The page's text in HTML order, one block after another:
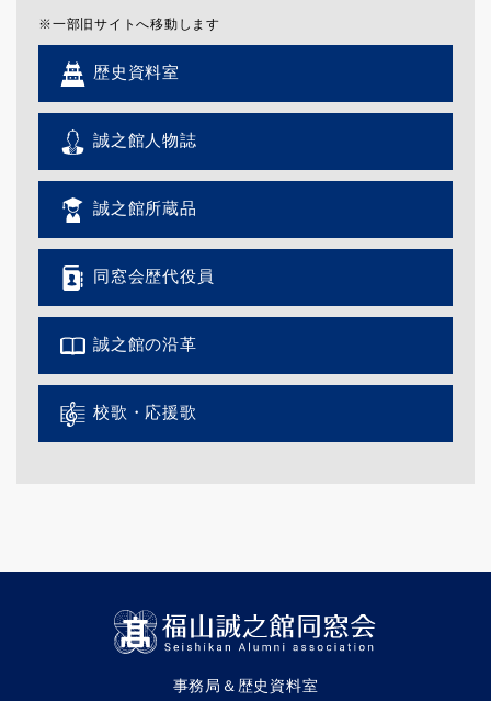
※一部旧サイトへ移動します
歴史資料室
誠之館人物誌
誠之館所蔵品
同窓会歴代役員
誠之館の沿革
校歌・応援歌
事務局＆歴史資料室